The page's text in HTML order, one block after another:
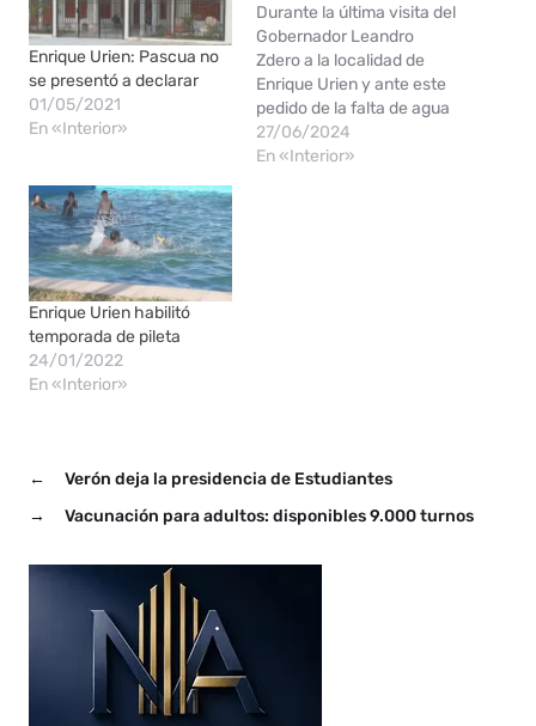
Enrique Urien: Pascua no
se presentó a declarar
01/05/2021
En «Interior»
Durante la última visita del
Gobernador Leandro
Zdero a la localidad de
Enrique Urien y ante este
pedido de la falta de agua
potable en algunos
sectores, se instruyó al
27/06/2024
En «Interior»
Enrique Urien habilitó
temporada de pileta
24/01/2022
En «Interior»
←
Verón deja la presidencia de Estudiantes
→
Vacunación para adultos: disponibles 9.000 turnos